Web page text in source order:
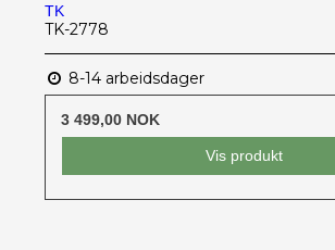
TK
TK-2778
8-14 arbeidsdager
3 499,00 NOK
Vis produkt